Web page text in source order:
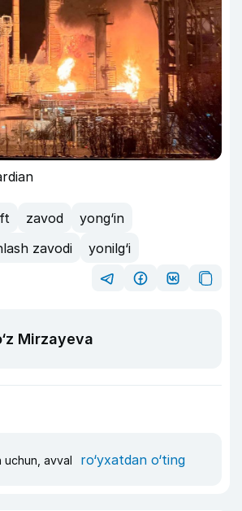
zavod
yong‘in
zavodi
yonilg‘i
Mirzayeva
uchun, avval ro‘yxatdan o‘ting